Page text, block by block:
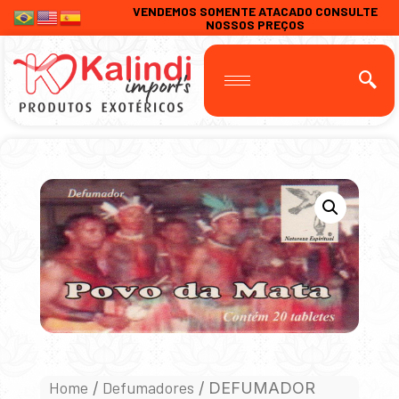
VENDEMOS SOMENTE ATACADO CONSULTE
NOSSOS PREÇOS
Home / Defumadores / DEFUMADOR